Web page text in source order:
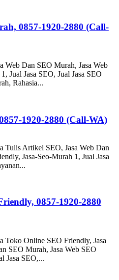
0857-1920-2880 (Call-
Web Dan SEO Murah, Jasa Web
Jual Jasa SEO, Jual Jasa SEO
Rahasia...
1920-2880 (Call-WA)
Tulis Artikel SEO, Jasa Web Dan
Jasa-Seo-Murah 1, Jual Jasa
0857-1920-2880
Toko Online SEO Friendly, Jasa
SEO Murah, Jasa Web SEO
Jasa SEO,...